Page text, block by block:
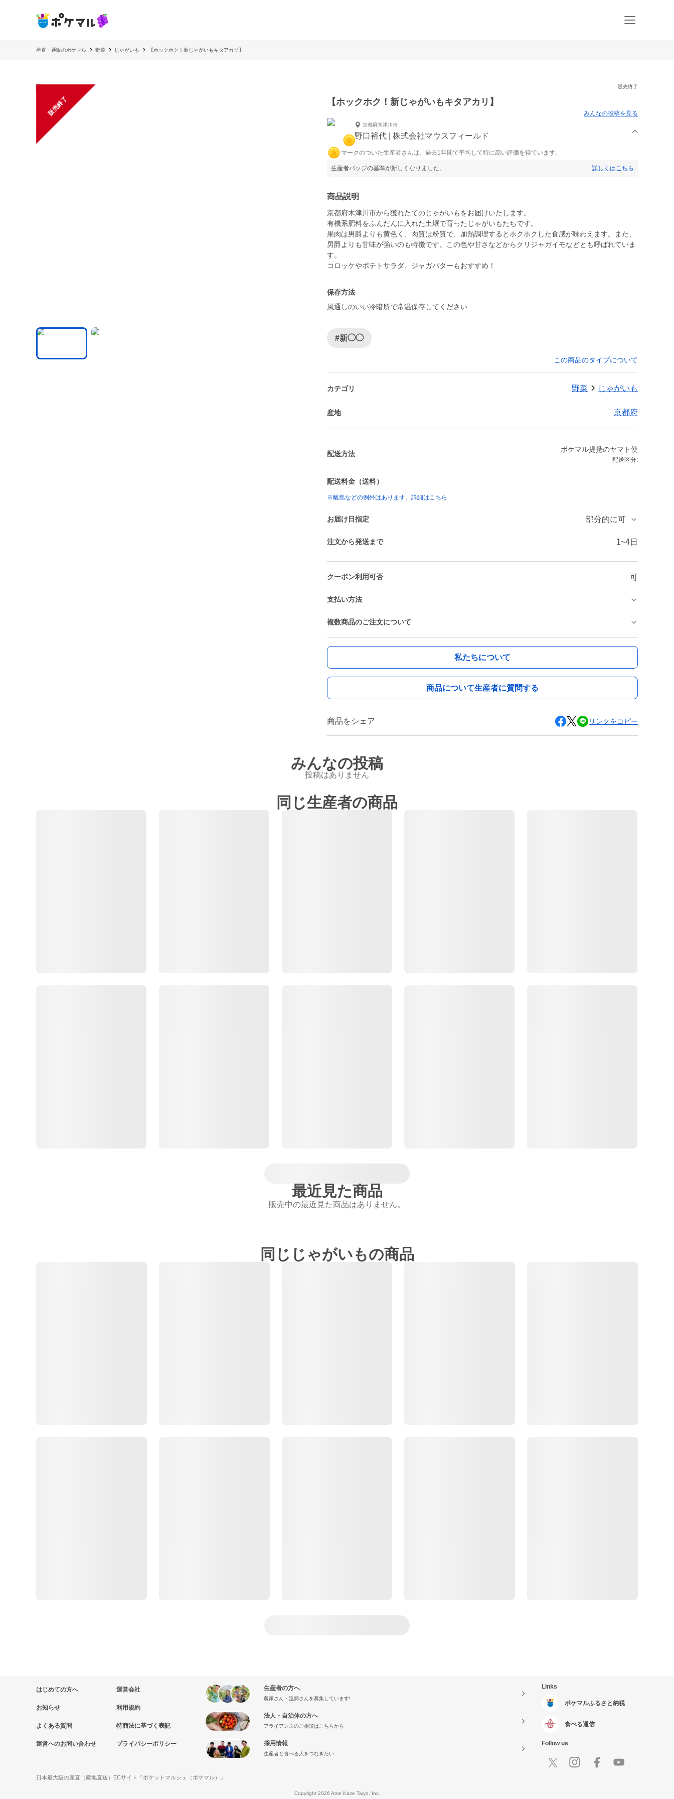
産直・通販のポケマル 野菜 じゃがいも 【ホックホク！新じゃがいもキタアカリ】
販売終了
販売終了
【ホックホク！新じゃがいもキタアカリ】
みんなの投稿を見る
京都府木津川市
野口裕代 | 株式会社マウスフィールド
マークのついた生産者さんは、過去1年間で平均して特に高い評価を得ています。
生産者バッジの基準が新しくなりました。 詳しくはこちら
商品説明
京都府木津川市から獲れたてのじゃがいもをお届けいたします。
有機系肥料をふんだんに入れた土壌で育ったじゃがいもたちです。
果肉は男爵よりも黄色く、肉質は粉質で、加熱調理するとホクホクした食感が味わえます。また、
男爵よりも甘味が強いのも特徴です。この色や甘さなどからクリジャガイモなどとも呼ばれていま
す。
コロッケやポテトサラダ、ジャガバターもおすすめ！
保存方法
風通しのいい冷暗所で常温保存してください
#新◯◯
この商品のタイプについて
カテゴリ 野菜 じゃがいも
産地 京都府
配送方法
ポケマル提携のヤマト便
配送区分:
配送料金（送料）
※離島などの例外はあります。詳細はこちら
お届け日指定 部分的に可
注文から発送まで 1~4日
クーポン利用可否 可
支払い方法
複数商品のご注文について
私たちについて
商品について生産者に質問する
商品をシェア リンクをコピー
みんなの投稿
投稿はありません
同じ生産者の商品
最近見た商品
販売中の最近見た商品はありません。
同じじゃがいもの商品
はじめての方へ
お知らせ
よくある質問
運営へのお問い合わせ
運営会社
利用規約
特商法に基づく表記
プライバシーポリシー
生産者の方へ
農家さん・漁師さんを募集しています!
法人・自治体の方へ
アライアンスのご相談はこちらから
採用情報
生産者と食べる人をつなぎたい
Links
ポケマルふるさと納税
食べる通信
Follow us
日本最大級の産直（産地直送）ECサイト『ポケットマルシェ（ポケマル）』
Copyright 2026 Ame Kaze Taiyo, Inc.